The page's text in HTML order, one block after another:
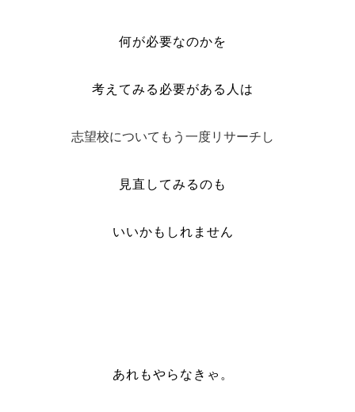
何が必要なのかを
考えてみる必要がある人は
志望校についてもう一度リサーチし
見直してみるのも
いいかもしれません
あれもやらなきゃ。